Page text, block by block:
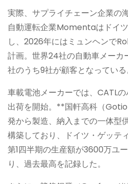
実際、サプライチェーン企業の
自動運転企業Momentaはドイ
し、2026年にはミュンヘンで
計画。世界24社の自動車メーカ
社のうち9社が顧客となっている
車載電池メーカーでは、CATL
出荷を開始。**国軒高科（
発から製造、納入までの一体型
構築しており、ドイツ・ゲッテ
第1四半期の生産額が3600万ユ
り、過去最高を記録した。